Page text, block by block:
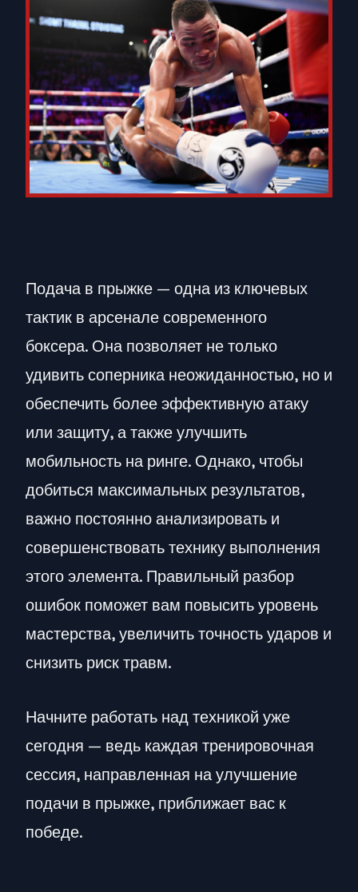
Подача в прыжке — одна из ключевых
тактик в арсенале современного
боксера. Она позволяет не только
удивить соперника неожиданностью, но и
обеспечить более эффективную атаку
или защиту, а также улучшить
мобильность на ринге. Однако, чтобы
добиться максимальных результатов,
важно постоянно анализировать и
совершенствовать технику выполнения
этого элемента. Правильный разбор
ошибок поможет вам повысить уровень
мастерства, увеличить точность ударов и
снизить риск травм.
Начните работать над техникой уже
сегодня — ведь каждая тренировочная
сессия, направленная на улучшение
подачи в прыжке, приближает вас к
победе.